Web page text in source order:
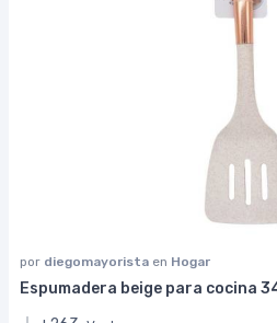
por diegomayorista en Hogar
Espumadera beige para cocina